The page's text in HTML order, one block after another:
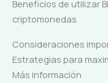
Beneficios de utilizar
criptomonedas
Consideraciones
Estrategias para
Más información